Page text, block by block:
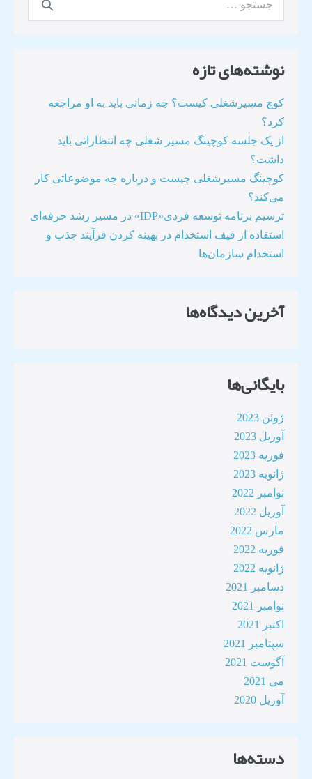
نوشته‌های تازه
کوچ مسیرشغلی کیست؟ چه زمانی باید به او مراجعه
کرد؟
از یک جلسه کوچینگ مسیر شغلی چه انتظاراتی باید
داشت؟
کوچینگ مسیرشغلی چیست و درباره چه موضوعاتی کار
می‌کند؟
ترسیم برنامه توسعه فردی«IDP» در مسیر رشد حرفه‌ای
استفاده از قیف استخدام در بهینه کردن فرآیند جذب و
استخدام سازمان‌ها​
آخرین دیدگاه‌ها
بایگانی‌ها
ژوئن 2023
آوریل 2023
فوریه 2023
ژانویه 2023
نوامبر 2022
آوریل 2022
مارس 2022
فوریه 2022
ژانویه 2022
دسامبر 2021
نوامبر 2021
اکتبر 2021
سپتامبر 2021
آگوست 2021
می 2021
آوریل 2020
دسته‌ها